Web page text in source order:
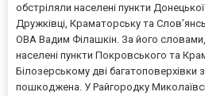
обстріляли населені пункти
Дружківці, Краматорську та
ОВА Вадим Філашкін. За його
населені пункти Покровського та
Білозерському дві багатоповерхівки
пошкоджена. У Райгородку